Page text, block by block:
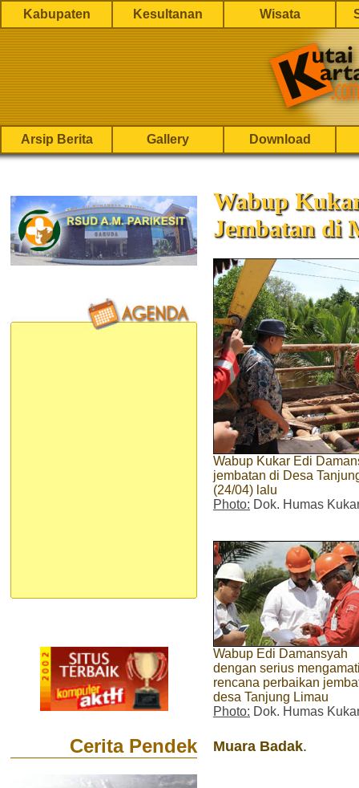
Kabupaten Kesultanan Wisata
Arsip Berita Gallery Download
Cerita Pendek
Wabup
Jembatan di
Wabup Kukar Edi
jembatan di Desa
(24/04) lalu
Photo: Dok. Humas
Wabup Edi Damansyah
dengan serius
rencana perbaikan
desa Tanjung Limau
Photo: Dok. Humas
Muara Badak.